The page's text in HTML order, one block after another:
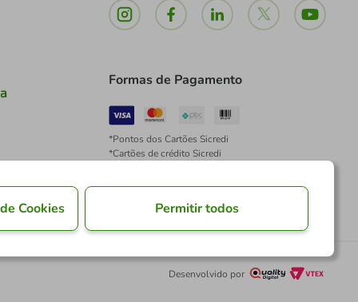
Formas de Pagamento
*Pontos dos Cartões Sicredi
*Cartões de crédito Sicredi
Desenvolvido por
Cookies Permitir todos